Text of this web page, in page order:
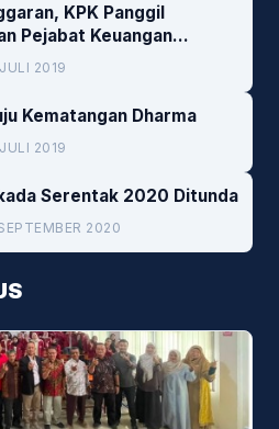
KPK Panggil
Pejabat Keuangan
2019
Kematangan Dharma
2019
Serentak 2020 Ditunda
2020